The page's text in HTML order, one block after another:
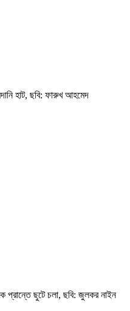
হাট, ছবি: ফারুখ আহমেদ
প্রান্তে ছুটে চলা, ছবি: জুলকর নাইন